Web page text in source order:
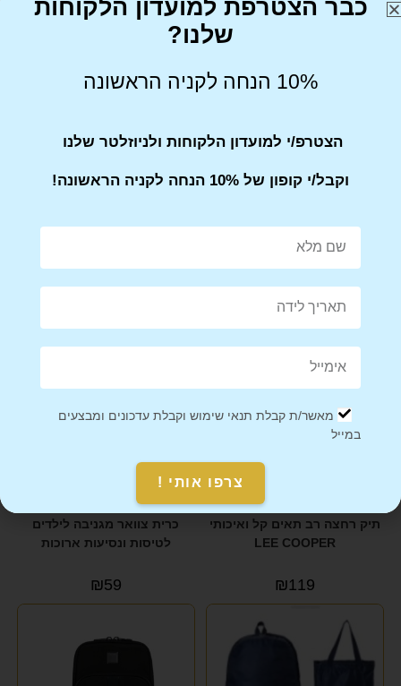
Tweet This Product
Share on Facebook
Pin This Product
Mail This Product
מוצרים קשורים
תיק רחצה רב תאים קל ואיכותי
LEE COOPER
₪119
כרית צוואר מגניבה לילדים
לטיסות ונסיעות ארוכות
₪59
כבר הצטרפת למועדון הלקוחות
שלנו?
10% הנחה לקניה הראשונה
הצטרפ/י למועדון הלקוחות ולניוזלטר שלנו
וקבל/י קופון של 10% הנחה לקניה הראשונה!
מאשר/ת קבלת תנאי שימוש וקבלת עדכונים ומבצעים
במייל
צרפו אותי !